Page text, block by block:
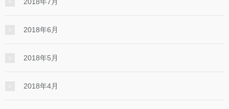
2018年6月
2018年5月
2018年4月